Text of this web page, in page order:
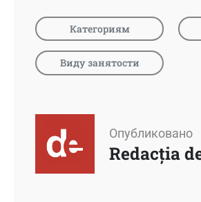
Категориям
Виду занятости
Опубликовано
Redacția